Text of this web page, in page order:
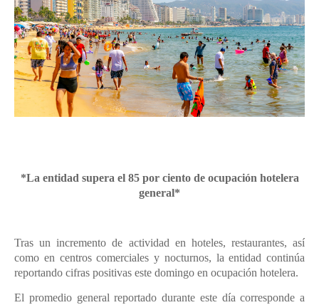
*La entidad supera el 85 por ciento de ocupación hotelera
general*
Tras un incremento de actividad en hoteles, restaurantes, así
como en centros comerciales y nocturnos, la entidad continúa
reportando cifras positivas este domingo en ocupación hotelera.
El promedio general reportado durante este día corresponde a